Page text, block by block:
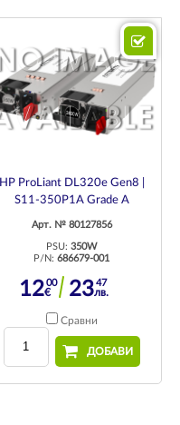
HP ProLiant DL320e Gen8 |
S11-350P1A Grade A
Арт. № 80127856
PSU:350W
P/N:686679-001
1200
€ 2347
лв.
Сравни
ДОБАВИ